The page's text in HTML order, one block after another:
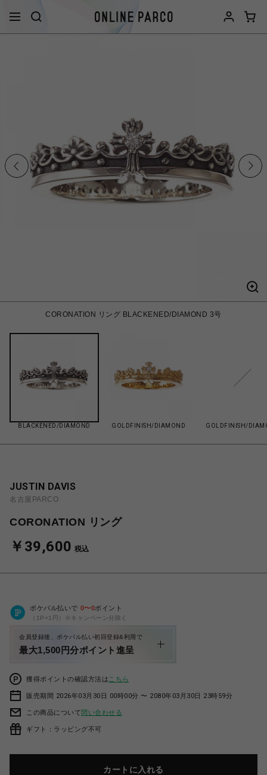
CORONATION リング BLACKENED/DIAMOND 3号
BLACKENED/DIAMOND GOLDFINISH/DIAMOND GOLDFINISH/
JUSTIN DAVIS
名古屋PARCO
CORONATION リング
￥39,600 税込
ポケパル払いで 0〜0ポイント
（1P=1円）※キャンペーン分除く
会員登録後、ポケパル払い初回登録&利用で
最大1,500円分ポイント進呈
獲得ポイントの確認方法は こちら
販売期間 2026年03月30日 00時00分 〜 2080年03月30日 23時59分
この商品について問い合わせる
ギフト：ラッピング不可
カートに入れる